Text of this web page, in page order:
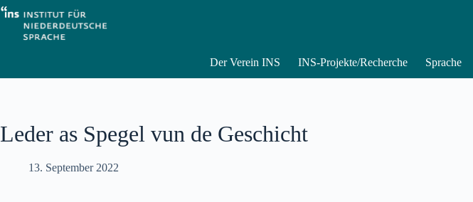
Zum
Inhalt
springen
Der Verein INS INS-Projekte/Recherche Sprache
Leder as Spegel vun de Geschicht
13. September 2022